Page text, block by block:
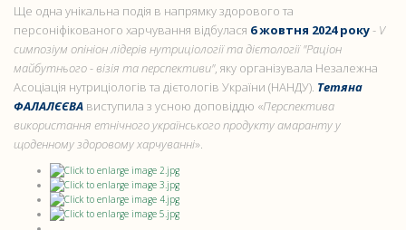
Ще одна унікальна подія в напрямку здорового та
персоніфікованого харчування відбулася 6 жовтня 2024 року- V
симпозіум опініон лідерів нутриціології та дієтології "Раціон
майбутнього - візія та перспективи", яку організувала Незалежна
Асоціація нутриціологів та дієтологів України (НАНДУ). Тетяна
ФАЛАЛЄЄВА виступила з усною доповіддю «Перспектива
використання етнічного українського продукту амаранту у
щоденному здоровому харчуванні».